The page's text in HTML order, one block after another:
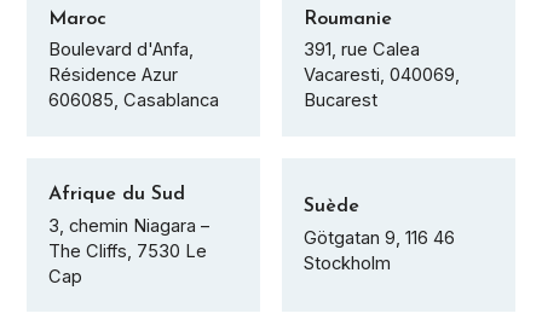
Maroc
Boulevard d'Anfa,
Résidence Azur
606085, Casablanca
Roumanie
391, rue Calea
Vacaresti, 040069,
Bucarest
Afrique du Sud
3, chemin Niagara –
The Cliffs, 7530 Le
Cap
Suède
Götgatan 9, 116 46
Stockholm